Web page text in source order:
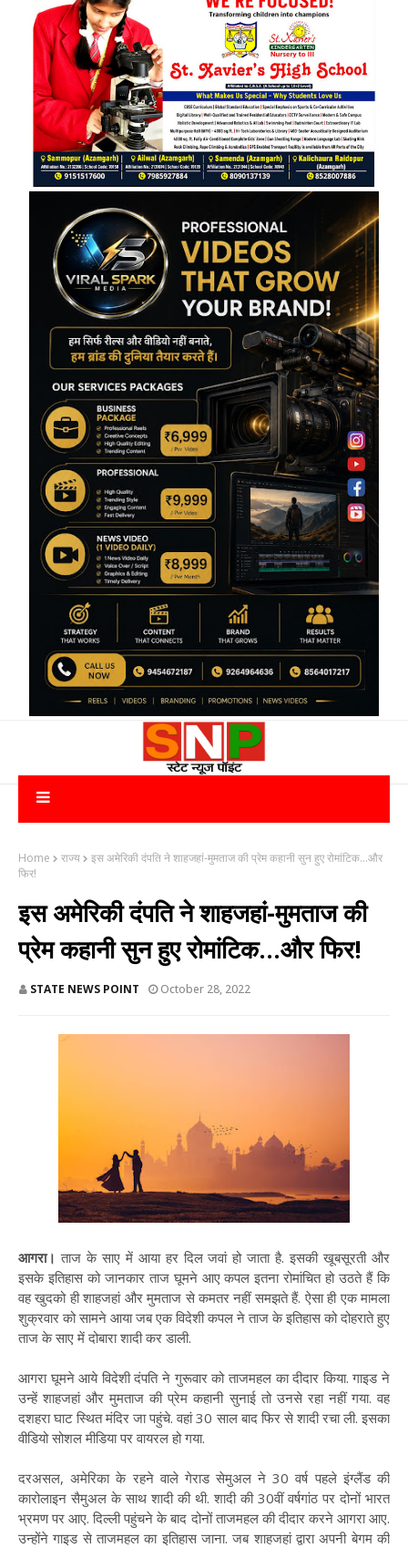
Home राज्य
इस अमेरिकी दंपति ने शाहजहां-मुमताज की प्रेम कहानी सुन हुए रोमांटिक...और
फिर!
इस अमेरिकी दंपति ने शाहजहां-मुमताज की
प्रेम कहानी सुन हुए रोमांटिक...और फिर!
STATE NEWS POINT October 28, 2022
आगरा। ताज के साए में आया हर दिल जवां हो जाता है. इसकी खूबसूरती और
इसके इतिहास को जानकार ताज घूमने आए कपल इतना रोमांचित हो उठते हैं कि
वह खुदको ही शाहजहां और मुमताज से कमतर नहीं समझते हैं. ऐसा ही एक मामला
शुक्रवार को सामने आया जब एक विदेशी कपल ने ताज के इतिहास को दोहराते हुए
ताज के साए में दोबारा शादी कर डाली.
आगरा घूमने आये विदेशी दंपति ने गुरूवार को ताजमहल का दीदार किया. गाइड ने
उन्हें शाहजहां और मुमताज की प्रेम कहानी सुनाई तो उनसे रहा नहीं गया. वह
दशहरा घाट स्थित मंदिर जा पहुंचे. वहां 30 साल बाद फिर से शादी रचा ली. इसका
वीडियो सोशल मीडिया पर वायरल हो गया.
दरअसल, अमेरिका के रहने वाले गेराड सेमुअल ने 30 वर्ष पहले इंग्लैंड की
कारोलाइन सैमुअल के साथ शादी की थी. शादी की 30वीं वर्षगांठ पर दोनों भारत
भ्रमण पर आए. दिल्ली पहुंचने के बाद दोनों ताजमहल की दीदार करने आगरा आए.
उन्होंने गाइड से ताजमहल का इतिहास जाना. जब शाहजहां द्वारा अपनी बेगम की